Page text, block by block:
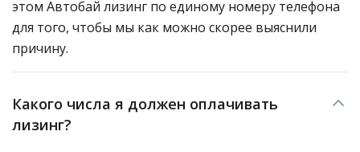
этом Автобай лизинг по единому номеру телефона
для того, чтобы мы как можно скорее выяснили
причину.
Какого числа я должен оплачивать
лизинг?